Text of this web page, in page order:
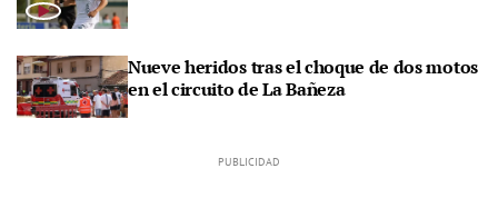
Nueve heridos tras el choque de dos motos
en el circuito de La Bañeza